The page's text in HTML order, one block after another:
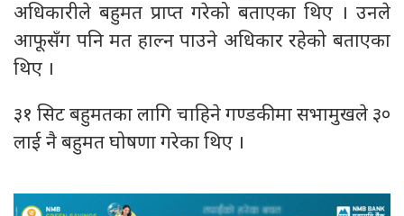
अधिकारीले बहुमत प्राप्त गरेको बताएका थिए । उनले
आफूसँग पनि मत हाल्न पाउने अधिकार रहेको बताएका
थिए ।
३१ सिट बहुमतका लागि चाहिने गण्डकीमा सभामुखले ३०
लाई नै बहुमत घोषणा गरेका थिए ।